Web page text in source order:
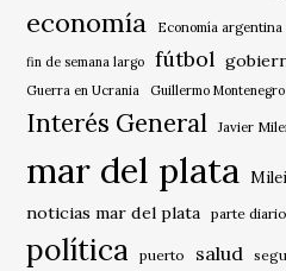
economía Economía argentina
fin de semana largo fútbol
Guerra en Ucrania Guillermo Montenegro
Interés General Javier
mar del plata Milei
noticias mar del plata
parte diario
política puerto salud